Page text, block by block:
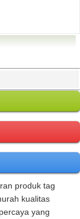
produk tag
kualitas
yang